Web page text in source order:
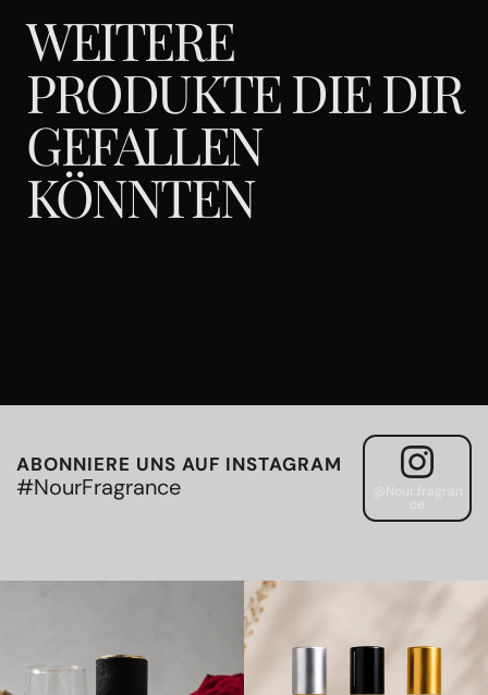
WEITERE
PRODUKTE DIE DIR
GEFALLEN
KÖNNTEN
ABONNIERE UNS AUF INSTAGRAM
#NourFragrance @Nour.fragran
ce